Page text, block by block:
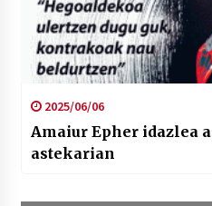
2025/06/06
Amaiur Epher idazlea
astekarian